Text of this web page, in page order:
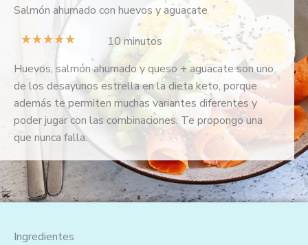
Salmón ahumado con huevos y aguacate
★★★★★
l
o
r
a
d
o
c
o
10 minutos
Huevos, salmón ahumado y queso + aguacate son uno
de los desayunos estrella en la dieta keto, porque
además te permiten muchas variantes diferentes y
poder jugar con las combinaciones. Te propongo una
que nunca falla.
Ingredientes